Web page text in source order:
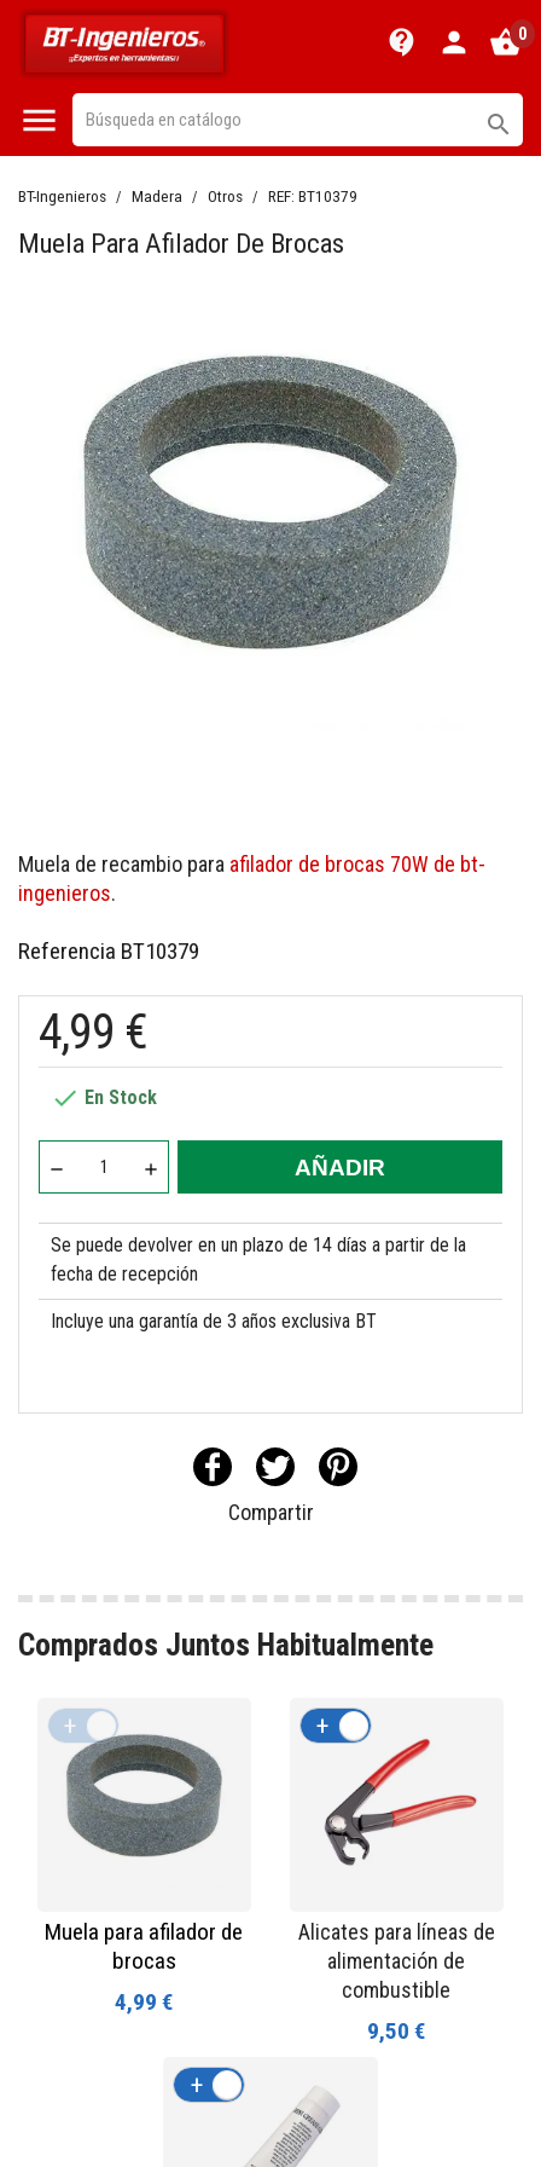
contact_support person shopping_basket0
 
BT-Ingenieros Madera Otros REF: BT10379
Muela Para Afilador De Brocas
Muela de recambio para afilador de brocas 70W de bt-
ingenieros.
Referencia BT10379
4,99 €
 En Stock
AÑADIR
Se puede devolver en un plazo de 14 días a partir de la
fecha de recepción
Incluye una garantía de 3 años exclusiva BT
Compartir
Comprados Juntos Habitualmente
Muela para afilador de
brocas
4,99 €
+
Alicates para líneas de
alimentación de
combustible
9,50 €
+
+